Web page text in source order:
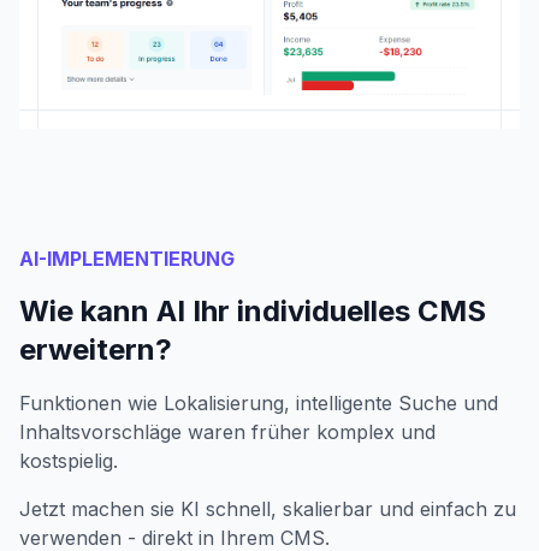
AI-IMPLEMENTIERUNG
Wie kann AI Ihr individuelles CMS
erweitern?
Funktionen wie Lokalisierung, intelligente Suche und
Inhaltsvorschläge waren früher komplex und
kostspielig.
Jetzt machen sie KI schnell, skalierbar und einfach zu
verwenden - direkt in Ihrem CMS.